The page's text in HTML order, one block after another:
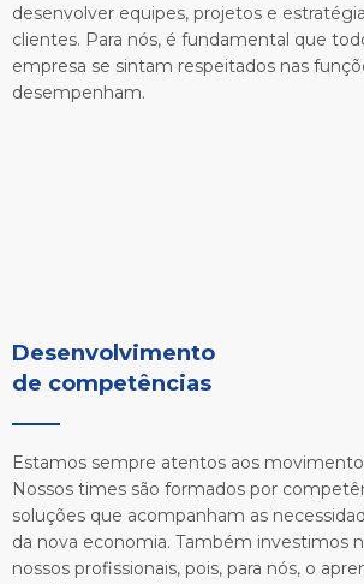
desenvolver equipes, projetos e
clientes. Para nós, é fundamental que
empresa se sintam respeitados nas
desempenham.
Desenvolvimento
de competências
Estamos sempre atentos aos
Nossos times são formados por
soluções que acompanham as
da nova economia. Também investimos
nossos profissionais, pois, para nós, o